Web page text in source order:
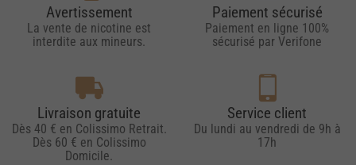
Avertissement
La vente de nicotine est
interdite aux mineurs.
Paiement sécurisé
Paiement en ligne 100%
sécurisé par Verifone
Livraison gratuite
Dès 40 € en Colissimo Retrait.
Dès 60 € en Colissimo
Domicile.
Service client
Du lundi au vendredi de 9h à
17h